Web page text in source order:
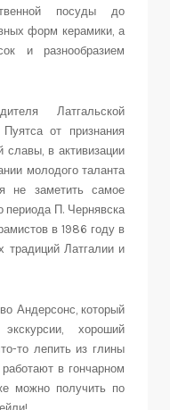
посуды до
форм керамики, а
и разнообразием
Латгальской
от признания
в активизации
молодого таланта
не заметить самое
периода П. Чернявска
в 1986 году в
традиций Латгалии и
Андерсонс, который
хороший
то лепить из глины
в гончарном
можно получить по